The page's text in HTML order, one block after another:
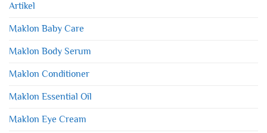
Artikel
Maklon Baby Care
Maklon Body Serum
Maklon Conditioner
Maklon Essential Oil
Maklon Eye Cream